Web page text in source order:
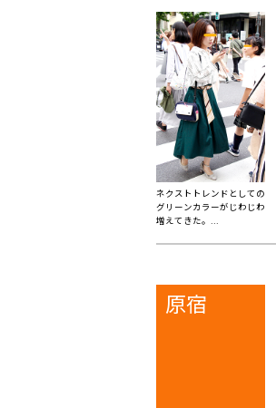
ネクストトレンドとしての
グリーンカラーがじわじわ
増えてきた。...
原宿